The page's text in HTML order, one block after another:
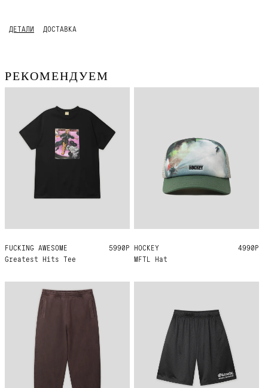
ДЕТАЛИ ДОСТАВКА
РЕКОМЕНДУЕМ
FUCKING AWESOME
Greatest Hits Tee
M L XL 5990Р HOCKEY
MFTL Hat
ONE SIZE 4990Р